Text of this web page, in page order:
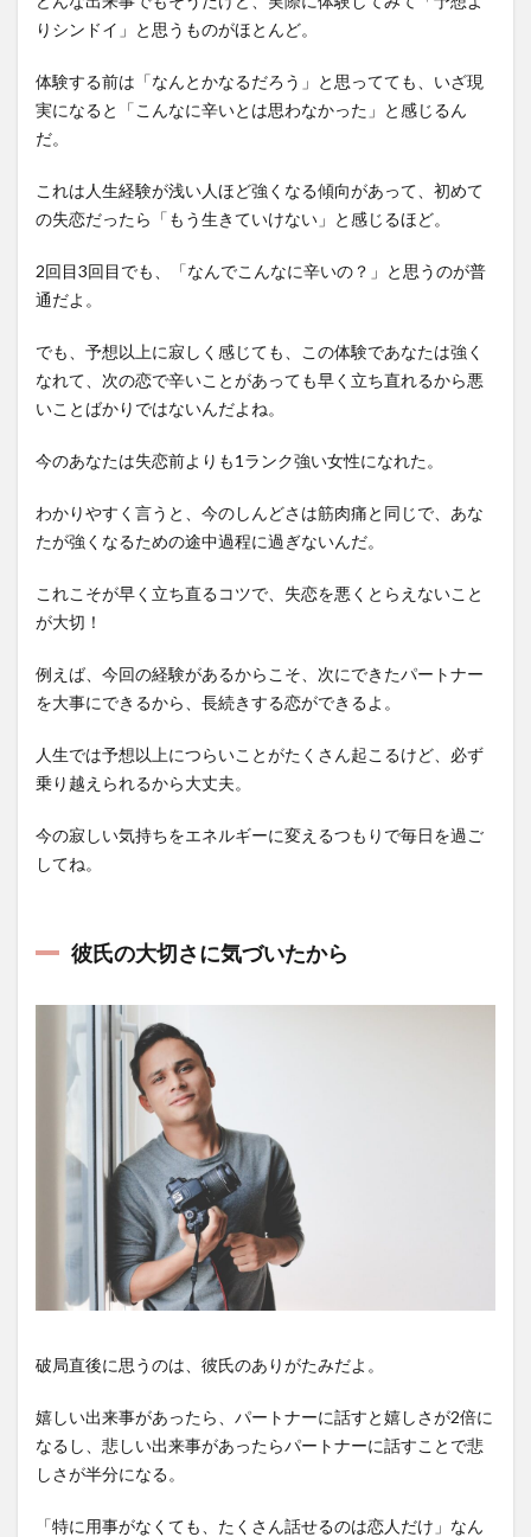
りシンドイ」と思うものがほとんど。
体験する前は「なんとかなるだろう」と思ってても、いざ現
実になると「こんなに辛いとは思わなかった」と感じるん
だ。
これは人生経験が浅い人ほど強くなる傾向があって、初めて
の失恋だったら「もう生きていけない」と感じるほど。
2回目3回目でも、「なんでこんなに辛いの？」と思うのが普
通だよ。
でも、予想以上に寂しく感じても、この体験であなたは強く
なれて、次の恋で辛いことがあっても早く立ち直れるから悪
いことばかりではないんだよね。
今のあなたは失恋前よりも1ランク強い女性になれた。
わかりやすく言うと、今のしんどさは筋肉痛と同じで、あな
たが強くなるための途中過程に過ぎないんだ。
これこそが早く立ち直るコツで、失恋を悪くとらえないこと
が大切！
例えば、今回の経験があるからこそ、次にできたパートナー
を大事にできるから、長続きする恋ができるよ。
人生では予想以上につらいことがたくさん起こるけど、必ず
乗り越えられるから大丈夫。
今の寂しい気持ちをエネルギーに変えるつもりで毎日を過ご
してね。
彼氏の大切さに気づいたから
破局直後に思うのは、彼氏のありがたみだよ。
嬉しい出来事があったら、パートナーに話すと嬉しさが2倍に
なるし、悲しい出来事があったらパートナーに話すことで悲
しさが半分になる。
「特に用事がなくても、たくさん話せるのは恋人だけ」なん